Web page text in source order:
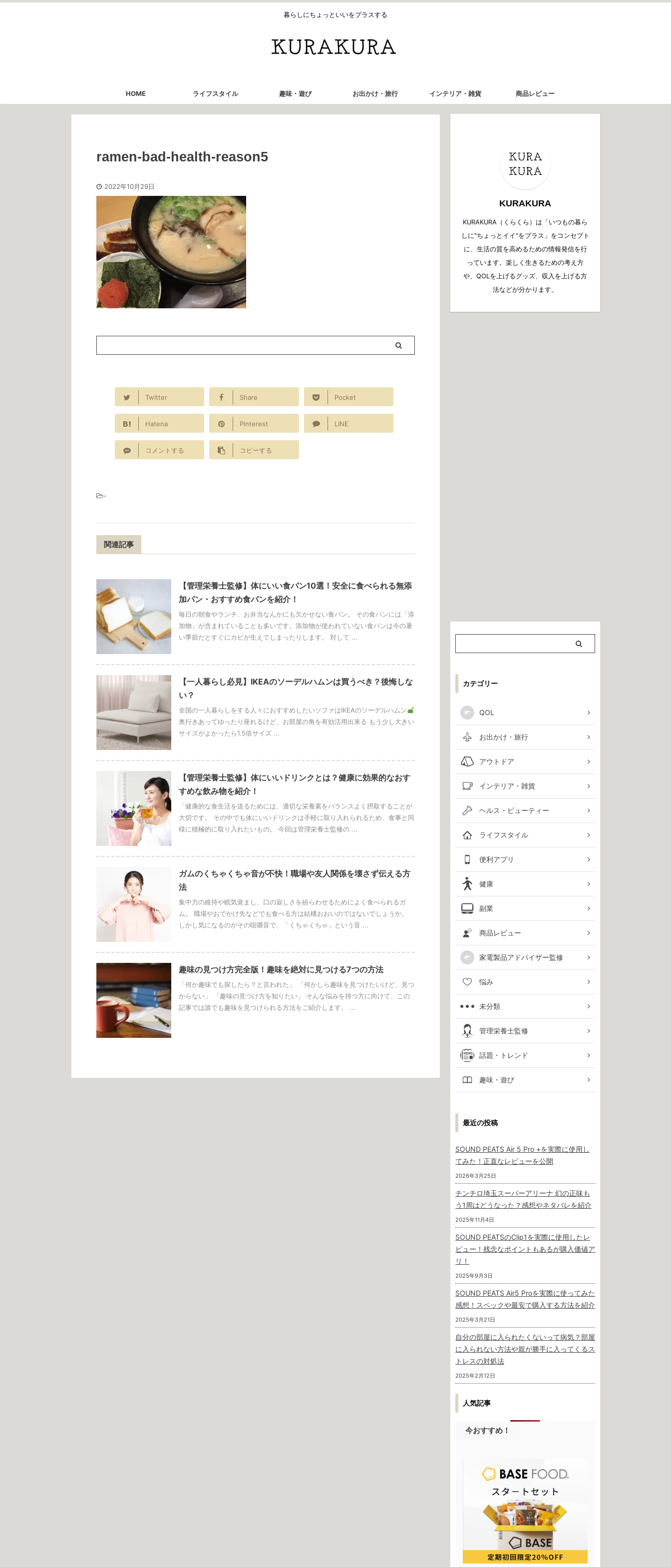
暮らしにちょっといいをプラスする
HOME ライフスタイル 趣味・遊び お出かけ・旅行 インテリア・雑貨 商品レビュー
ramen-bad-health-reason5
2022年10月29日
Twitter Share Pocket
Hatena Pinterest LINE
コメントする コピーする
-
関連記事
【管理栄養士監修】体にいい食パン10選！安全に食べられる無添
加パン・おすすめ食パンを紹介！
毎日の朝食やランチ、お弁当なんかにも欠かせない食パン。 その食パンには「添
加物」が含まれていることも多いです。添加物が使われていない食パンは今の暑
い季節だとすぐにカビが生えてしまったりします。 対して ...
【一人暮らし必見】IKEAのソーデルハムンは買うべき？後悔しな
い？
全国の一人暮らしをする人々におすすめしたいソファはIKEAのソーデルハムン
奥行きあってゆったり座れるけど、お部屋の角を有効活用出来る もう少し大きい
サイズがよかったら1.5倍サイズ ...
【管理栄養士監修】体にいいドリンクとは？健康に効果的なおす
すめな飲み物を紹介！
「健康的な食生活を送るためには、適切な栄養素をバランスよく摂取することが
大切です。 その中でも体にいいドリンクは手軽に取り入れられるため、食事と同
様に積極的に取り入れたいもの。 今回は管理栄養士監修の ...
ガムのくちゃくちゃ音が不快！職場や友人関係を壊さず伝える方
法
集中力の維持や眠気覚まし、口の寂しさを紛らわせるためによく食べられるガ
ム。 職場やおでかけ先などでも食べる方は結構おおいのではないでしょうか。
しかし気になるのがその咀嚼音で、「くちゃくちゃ」という音 ...
趣味の見つけ方完全版！趣味を絶対に見つける7つの方法
「何か趣味でも探したら？と言われた」 「何かしら趣味を見つけたいけど、見つ
からない」 「趣味の見つけ方を知りたい」 そんな悩みを持つ方に向けて、この
記事では誰でも趣味を見つけられる方法をご紹介します。 ...
KURAKURA
KURAKURA（くらくら）は「いつもの暮ら
しに"ちょっとイイ"をプラス」をコンセプト
に、生活の質を高めるための情報発信を行
っています。楽しく生きるための考え方
や、QOLを上げるグッズ、収入を上げる方
法などが分かります。
カテゴリー
QOL
お出かけ・旅行
アウトドア
インテリア・雑貨
ヘルス・ビューティー
ライフスタイル
便利アプリ
健康
副業
商品レビュー
家電製品アドバイザー監修
悩み
未分類
管理栄養士監修
話題・トレンド
趣味・遊び
最近の投稿
SOUND PEATS Air 5 Pro +を実際に使用し
てみた！正直なレビューを公開
2026年3月25日
チンチロ埼玉スーパーアリーナ 幻の正味も
う1周はどうなった？感想やネタバレを紹介
2025年11月4日
SOUND PEATSのClip1を実際に使用したレ
ビュー！残念なポイントもあるが購入価値ア
リ！
2025年9月3日
SOUND PEATS Air5 Proを実際に使ってみた
感想！スペックや最安で購入する方法を紹介
2025年3月21日
自分の部屋に入られたくないって病気？部屋
に入られない方法や親が勝手に入ってくるス
トレスの対処法
2025年2月12日
人気記事
今おすすめ！